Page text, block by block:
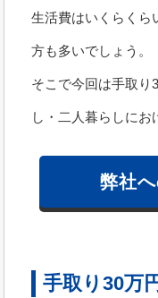
生活費はいくらくら
方も多いでしょう。
そこで今回は手取り
し・二人暮らしにお
弊社
手取り30万